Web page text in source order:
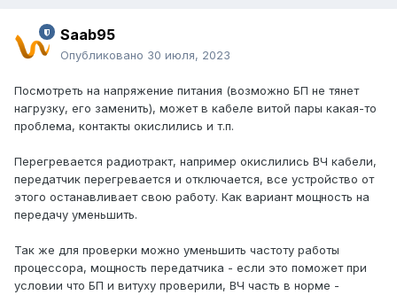
Saab95
Опубликовано 30 июля, 2023
Посмотреть на напряжение питания (возможно БП не тянет
нагрузку, его заменить), может в кабеле витой пары какая-то
проблема, контакты окислились и т.п.
Перегревается радиотракт, например окислились ВЧ кабели,
передатчик перегревается и отключается, все устройство от
этого останавливает свою работу. Как вариант мощность на
передачу уменьшить.
Так же для проверки можно уменьшить частоту работы
процессора, мощность передатчика - если это поможет при
условии что БП и витуху проверили, ВЧ часть в норме -